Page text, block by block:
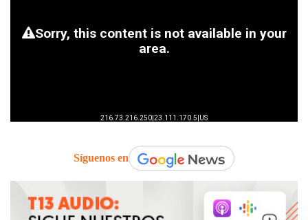
Síguenos en